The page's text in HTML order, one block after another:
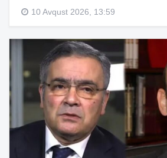
10 Avqust 2026, 13:59